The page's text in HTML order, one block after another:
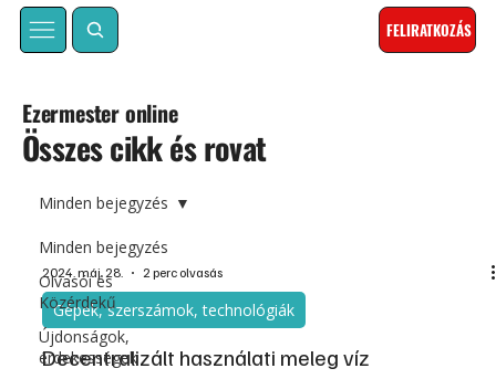
FELIRATKOZÁS
Összes cikk és rovat
Ezermester online
Minden bejegyzés
Olvasói és
Közérdekű
Újdonságok,
érdekességek
Minden bejegyzés
2024. máj. 28. 2 perc olvasás
Gépek, szerszámok, technológiák
Decentralizált használati meleg víz